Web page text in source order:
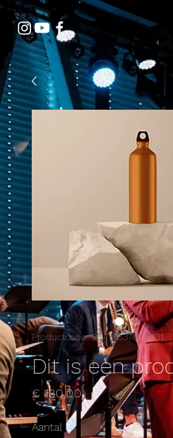
Productcode: 284215376135191
Dit is een
€ 130,00Prijs
Aantal *